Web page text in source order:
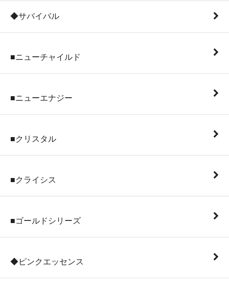
◆サバイバル
■ニューチャイルド
■ニューエナジー
■クリスタル
■クライシス
■ゴールドシリーズ
◆ピンクエッセンス